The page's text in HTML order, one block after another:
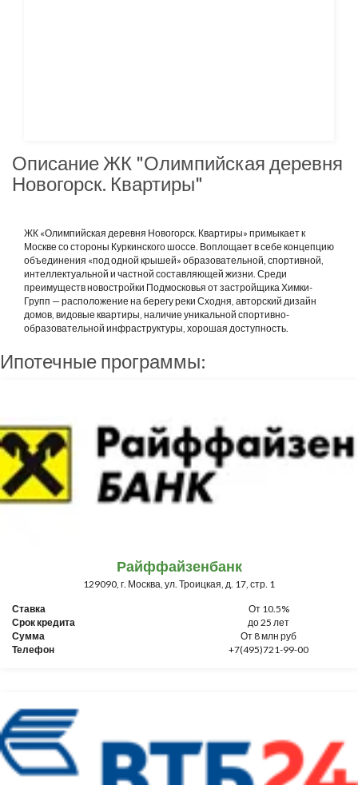
Описание ЖК "Олимпийская деревня
Новогорск. Квартиры"
ЖК «Олимпийская деревня Новогорск. Квартиры» примыкает к
Москве со стороны Куркинского шоссе. Воплощает в себе концепцию
объединения «под одной крышей» образовательной, спортивной,
интеллектуальной и частной составляющей жизни. Среди
преимуществ новостройки Подмосковья от застройщика Химки-
Групп — расположение на берегу реки Сходня, авторский дизайн
домов, видовые квартиры, наличие уникальной спортивно-
образовательной инфраструктуры, хорошая доступность.
Ипотечные программы:
Райффайзенбанк
129090, г. Москва, ул. Троицкая, д. 17, стр. 1
Ставка
От 10.5%
Срок кредита
до 25 лет
Сумма
От 8 млн руб
Телефон
+7(495)721-99-00